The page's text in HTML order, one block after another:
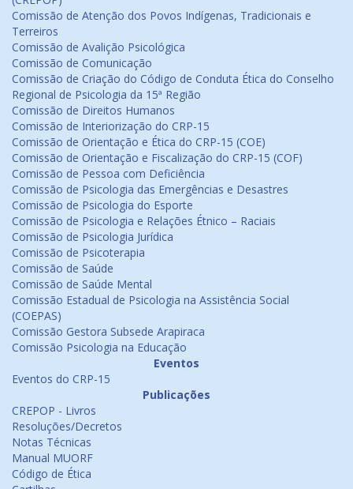
Comissão de Atenção dos Povos Indígenas, Tradicionais e
Terreiros
Comissão de Avalição Psicológica
Comissão de Comunicação
Comissão de Criação do Código de Conduta Ética do Conselho
Regional de Psicologia da 15ª Região
Comissão de Direitos Humanos
Comissão de Interiorização do CRP-15
Comissão de Orientação e Ética do CRP-15 (COE)
Comissão de Orientação e Fiscalização do CRP-15 (COF)
Comissão de Pessoa com Deficiência
Comissão de Psicologia das Emergências e Desastres
Comissão de Psicologia do Esporte
Comissão de Psicologia e Relações Étnico – Raciais
Comissão de Psicologia Jurídica
Comissão de Psicoterapia
Comissão de Saúde
Comissão de Saúde Mental
Comissão Estadual de Psicologia na Assistência Social
(COEPAS)
Comissão Gestora Subsede Arapiraca
Comissão Psicologia na Educação
Eventos
Eventos do CRP-15
Publicações
CREPOP - Livros
Resoluções/Decretos
Notas Técnicas
Manual MUORF
Código de Ética